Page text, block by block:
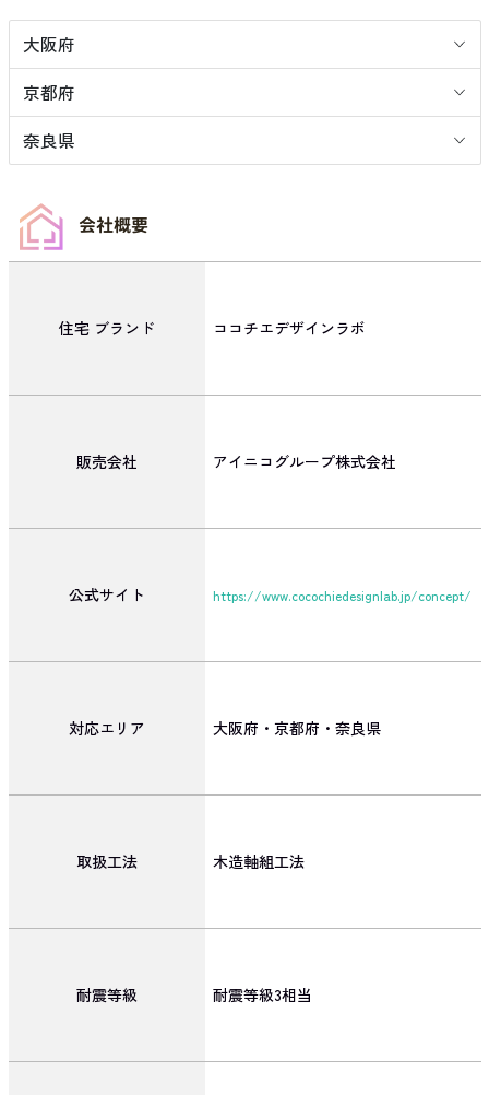
大阪府
京都府
奈良県
会社概要
住宅 ブランド ココチエデザインラボ
販売会社 アイニコグループ株式会社
公式サイト https://www.cocochiedesignlab.jp/concept/
対応エリア 大阪府・京都府・奈良県
取扱工法 木造軸組工法
耐震等級 耐震等級3相当